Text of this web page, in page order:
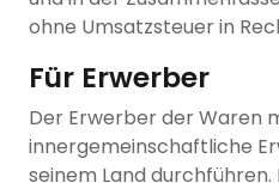
ohne Umsatzsteuer in
Für Erwerber
Der Erwerber der Waren
innergemeinschaftliche
seinem Land